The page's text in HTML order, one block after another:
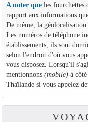
A noter queles fourchettes
rapport aux informations
De même, la géolocalisation
Les numéros de téléphone
établissements, ils sont
selon l'endroit d'où vous
vous disposez. Lorsqu'il
mentionnons (mobile)à côté
Thaïlande si vous appelez